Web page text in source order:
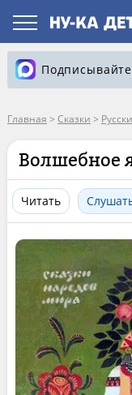
Главная > Сказки >
Волшебное
Читать